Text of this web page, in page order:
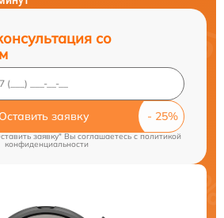
со
Оставить заявку
заявку" Вы соглашаетесь cполитикой
конфиденциальности